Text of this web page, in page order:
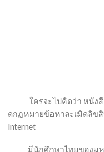
ใครจะไปคิดว่า หนังสือ
ดกฏหมายข้อหาละเมิดลิขสิ
Internet
มีนักศึกษาไทยของมหา